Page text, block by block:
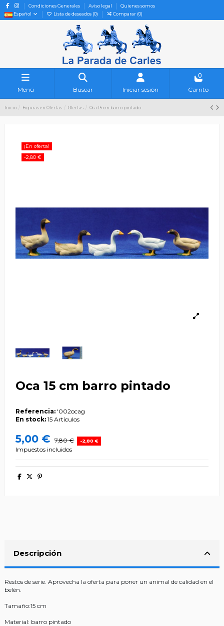
Condiciones Generales Aviso legal
Quienes somos
Español
Lista de deseados (0) Comparar (0)
Menú Buscar Iniciar sesión
0
Carrito
Inicio Figuras en Ofertas Ofertas Oca 15 cm barro pintado
¡En oferta!
-2,80 €
Oca 15 cm barro pintado
Referencia: '002ocag
En stock: 15 Artículos
5,00 € 7,80 € -2,80 €
Impuestos incluidos
Descripción
Restos de serie. Aprovecha la oferta para poner un animal de calidad en el
belén.
Tamaño:15 cm
Material: barro pintado